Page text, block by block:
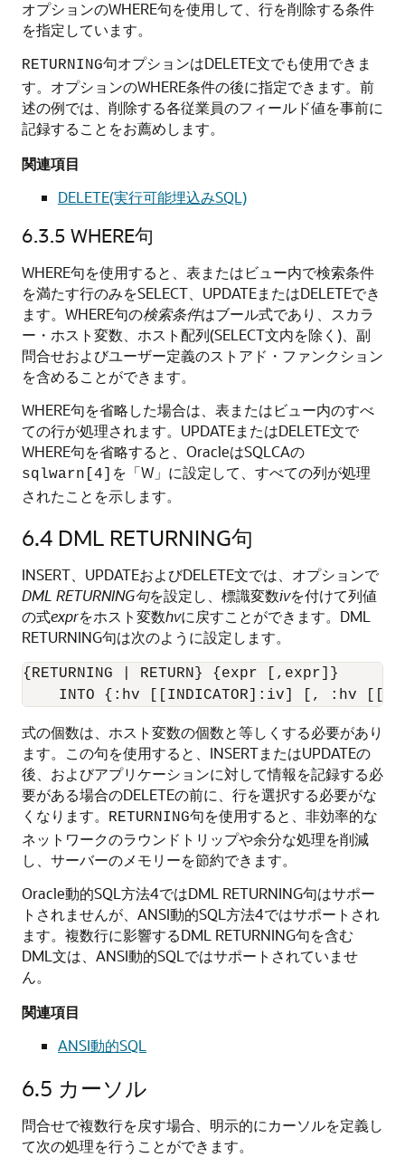
オプションのWHERE句を使用して、行を削除する条件
を指定しています。
RETURNING句オプションはDELETE文でも使用できま
す。オプションのWHERE条件の後に指定できます。前
述の例では、削除する各従業員のフィールド値を事前に
記録することをお薦めします。
関連項目
DELETE(実行可能埋込みSQL)
6.3.5 WHERE句
WHERE句を使用すると、表またはビュー内で検索条件
を満たす行のみをSELECT、UPDATEまたはDELETEでき
ます。WHERE句の検索条件はブール式であり、スカラ
ー・ホスト変数、ホスト配列(SELECT文内を除く)、副
問合せおよびユーザー定義のストアド・ファンクション
を含めることができます。
WHERE句を省略した場合は、表またはビュー内のすべ
ての行が処理されます。UPDATEまたはDELETE文で
WHERE句を省略すると、OracleはSQLCAの
sqlwarn[4]
を「W」に設定して、すべての列が処理
されたことを示します。
6.4 DML RETURNING句
INSERT、UPDATEおよびDELETE文では、オプションで
DML RETURNING句を設定し、標識変数ivを付けて列値
の式exprをホスト変数hvに戻すことができます。DML
RETURNING句は次のように設定します。
{RETURNING | RETURN} {expr [,expr]}
式の個数は、ホスト変数の個数と等しくする必要があり
ます。この句を使用すると、INSERTまたはUPDATEの
後、およびアプリケーションに対して情報を記録する必
要がある場合のDELETEの前に、行を選択する必要がな
くなります。
RETURNING句を使用すると、非効率的な
ネットワークのラウンドトリップや余分な処理を削減
し、サーバーのメモリーを節約できます。
Oracle動的SQL方法4ではDML RETURNING句はサポー
トされませんが、ANSI動的SQL方法4ではサポートされ
ます。複数行に影響するDML RETURNING句を含む
DML文は、ANSI動的SQLではサポートされていませ
ん。
関連項目
ANSI動的SQL
6.5 カーソル
問合せで複数行を戻す場合、明示的にカーソルを定義し
て次の処理を行うことができます。